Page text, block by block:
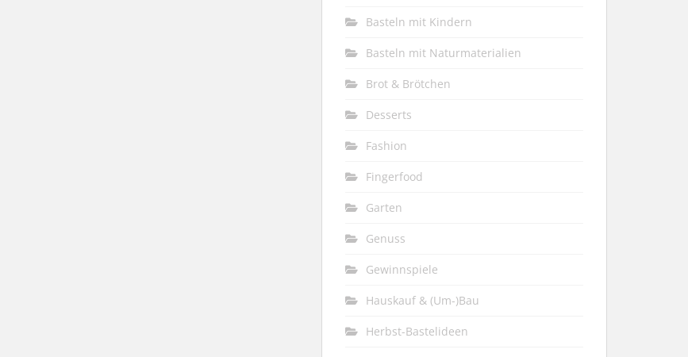
Basteln mit Kindern
Basteln mit Naturmaterialien
Brot & Brötchen
Desserts
Fashion
Fingerfood
Garten
Genuss
Gewinnspiele
Hauskauf & (Um-)Bau
Herbst-Bastelideen